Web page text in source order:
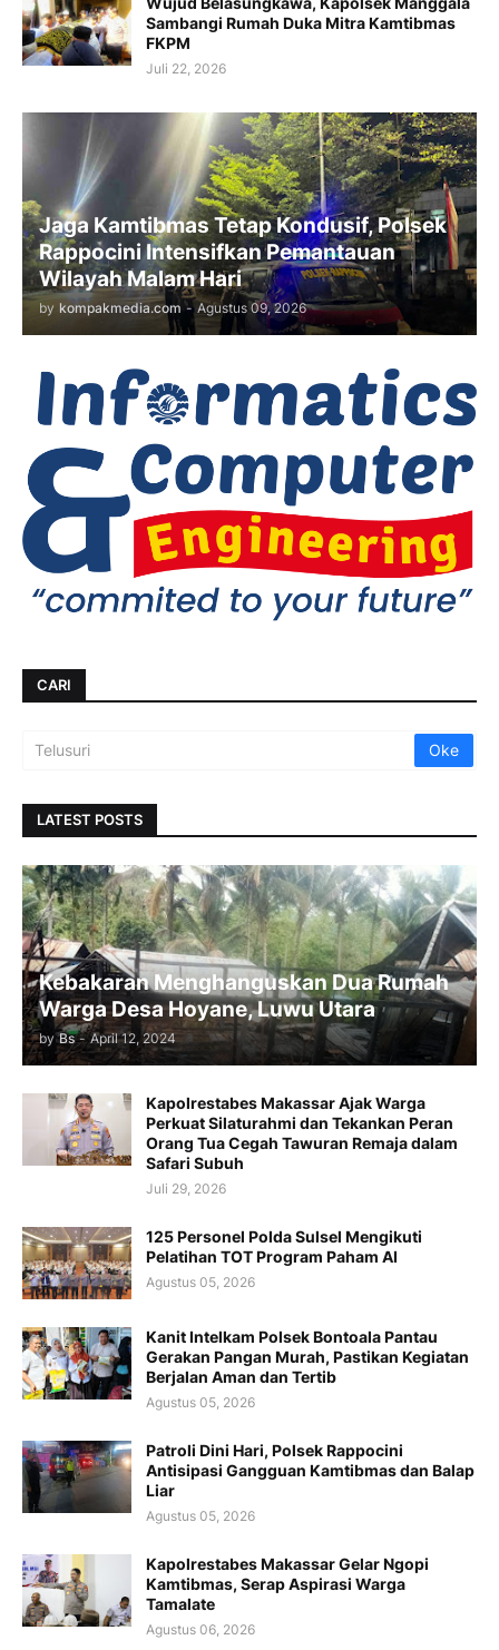
Sambangi Rumah Duka Mitra Kamtibmas
FKPM
Juli 22, 2026
Jaga Kamtibmas Tetap Kondusif, Polsek
Rappocini Intensifkan Pemantauan
Wilayah Malam Hari
by kompakmedia.com - Agustus 09, 2026
CARI
LATEST POSTS
Kebakaran Menghanguskan Dua Rumah
Warga Desa Hoyane, Luwu Utara
by Bs - April 12, 2024
Kapolrestabes Makassar Ajak Warga
Perkuat Silaturahmi dan Tekankan Peran
Orang Tua Cegah Tawuran Remaja dalam
Safari Subuh
Juli 29, 2026
125 Personel Polda Sulsel Mengikuti
Pelatihan TOT Program Paham AI
Agustus 05, 2026
Kanit Intelkam Polsek Bontoala Pantau
Gerakan Pangan Murah, Pastikan Kegiatan
Berjalan Aman dan Tertib
Agustus 05, 2026
Patroli Dini Hari, Polsek Rappocini
Antisipasi Gangguan Kamtibmas dan Balap
Liar
Agustus 05, 2026
Kapolrestabes Makassar Gelar Ngopi
Kamtibmas, Serap Aspirasi Warga
Tamalate
Agustus 06, 2026